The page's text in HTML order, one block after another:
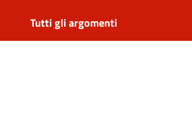
Tutti gli argomenti